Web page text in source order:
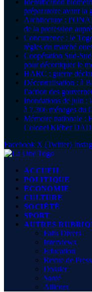
Identification
préparatoire avant la
Architecture :
de la profession
Concurrence : le
règles du marché
Coopération Sud-
pour décortiquer le
HARC : guerre
Décentralisation : à
l’action des
Inondations de juin :
à 7.306 ménages du
Mémoire nationale :
Colonel Kléber
Facebook X (Twitter)
ACCUEIL
POLITIQUE
ECONOMIE
CULTURE
SOCIÉTÉ
SPORT
AUTRES
Faits Divers
Interviews
Education
Revue de
Dossier
Santé
Ailleurs